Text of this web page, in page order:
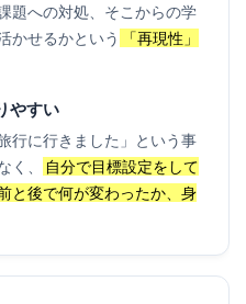
題への対処、そこからの学
かせるかという
「再現性」
やすい
行に行きました」という事
く、
自分で目標設定をして
と後で何が変わったか、身